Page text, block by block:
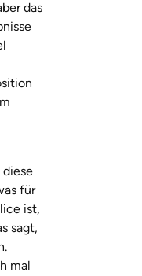
das
diese
für
ist,
sagt,
mal